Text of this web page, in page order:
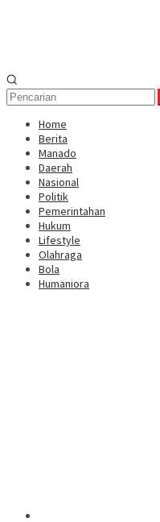
Home
Berita
Manado
Daerah
Nasional
Politik
Pemerintahan
Hukum
Lifestyle
Olahraga
Bola
Humaniora